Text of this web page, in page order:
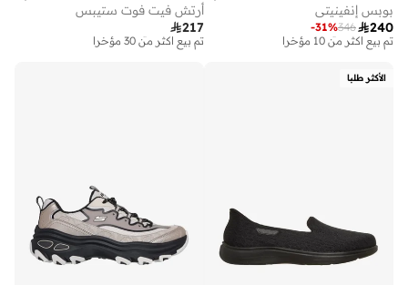
بوبس إنفينيتي
240
346
-31%
توصيل مجاني
تم بيع أكثر من 10 مؤخرا
توصيل مجاني
أرتش فيت فوت ستيبس
217
توصيل مجاني
تم بيع أكثر من 30 مؤخرا
توصيل مجاني
الأكثر طلبا